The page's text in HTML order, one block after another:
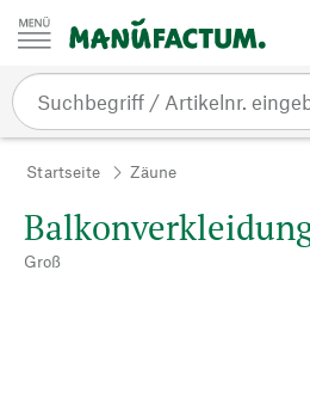
Zum Inhalt springen
Startseite Zäune
Groß